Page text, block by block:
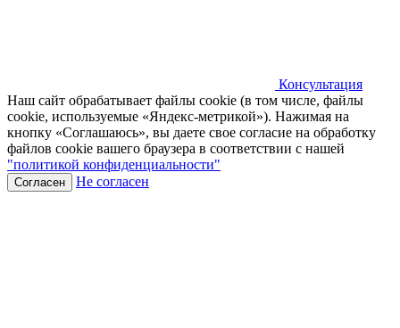
Консультация
Наш сайт обрабатывает файлы cookie (в том числе, файлы
cookie, используемые «Яндекс-метрикой»). Нажимая на
кнопку «Соглашаюсь», вы даете свое согласие на обработку
файлов cookie вашего браузера в соответствии с нашей
"политикой конфиденциальности"
Согласен Не согласен